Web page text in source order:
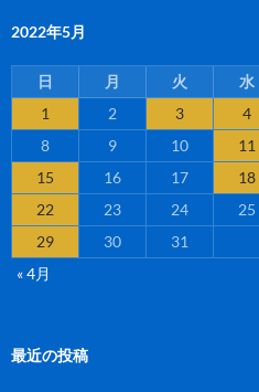
2022年5月
日 月 火 水
1
2 3 4
8
9 10 11
15
16 17 18
22
23 24 25
29
30
31
« 4月
最近の投稿